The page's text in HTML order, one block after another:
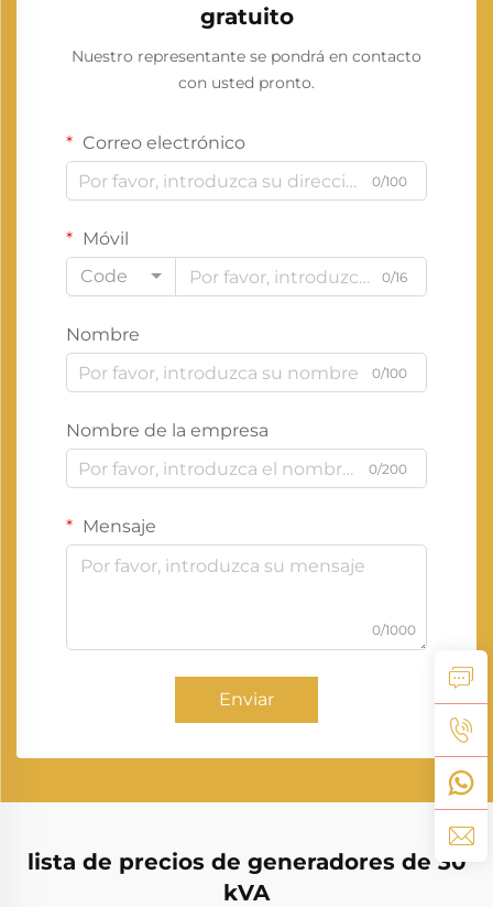
gratuito
Nuestro representante se pondrá en contacto
con usted pronto.
Correo electrónico
0/100
Móvil
Code
0/16
Nombre
0/100
Nombre de la empresa
0/200
Mensaje
0/1000
Enviar
lista de precios de generadores de 30
kVA